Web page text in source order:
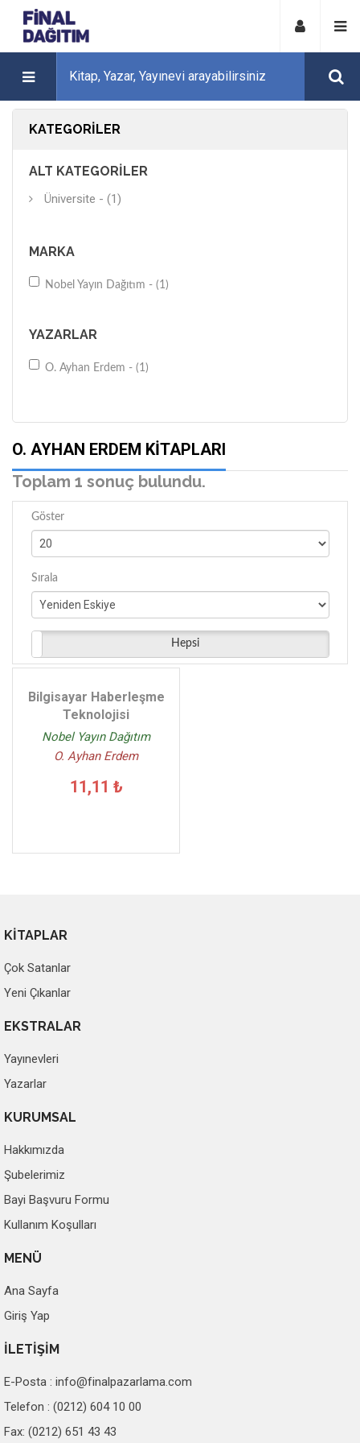
KATEGORILER
ALT KATEGORILER
Üniversite - (1)
MARKA
Nobel Yayın Dağıtım - (1)
YAZARLAR
O. Ayhan Erdem - (1)
O. AYHAN ERDEM KITAPLARI
Toplam 1 sonuç bulundu.
Göster
Sırala
Hepsi
Bilgisayar Haberleşme
Teknolojisi
Nobel Yayın Dağıtım
O. Ayhan Erdem
11,11 ₺
KİTAPLAR
Çok Satanlar
Yeni Çıkanlar
EKSTRALAR
Yayınevleri
Yazarlar
KURUMSAL
Hakkımızda
Şubelerimiz
Bayi Başvuru Formu
Kullanım Koşulları
MENÜ
Ana Sayfa
Giriş Yap
İLETİŞİM
E-Posta : info@finalpazarlama.com
Telefon : (0212) 604 10 00
Fax: (0212) 651 43 43